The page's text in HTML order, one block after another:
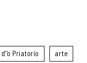
Priatorio arte